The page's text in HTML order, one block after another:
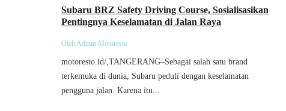
Subaru BRZ Safety Driving Course, Sosialisasikan
Pentingnya Keselamatan di Jalan Raya
Oleh Admin Motoresto
motoresto.id/,TANGERANG–Sebagai salah satu brand
terkemuka di dunia, Subaru peduli dengan keselamatan
pengguna jalan. Karena itu...